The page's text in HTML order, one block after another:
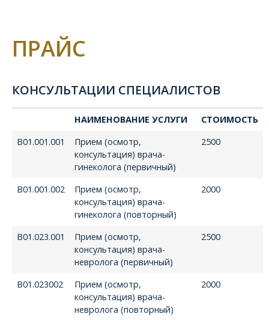
ПРАЙС
КОНСУЛЬТАЦИИ СПЕЦИАЛИСТОВ
НАИМЕНОВАНИЕ УСЛУГИ
СТОИМОСТЬ
В01.001.001
Прием (осмотр,
консультация) врача-
гинеколога (первичный)
2500
В01.001.002
Прием (осмотр,
консультация) врача-
гинеколога (повторный)
2000
В01.023.001
Прием (осмотр,
консультация) врача-
невролога (первичный)
2500
В01.023002
Прием (осмотр,
консультация) врача-
невролога (повторный)
2000